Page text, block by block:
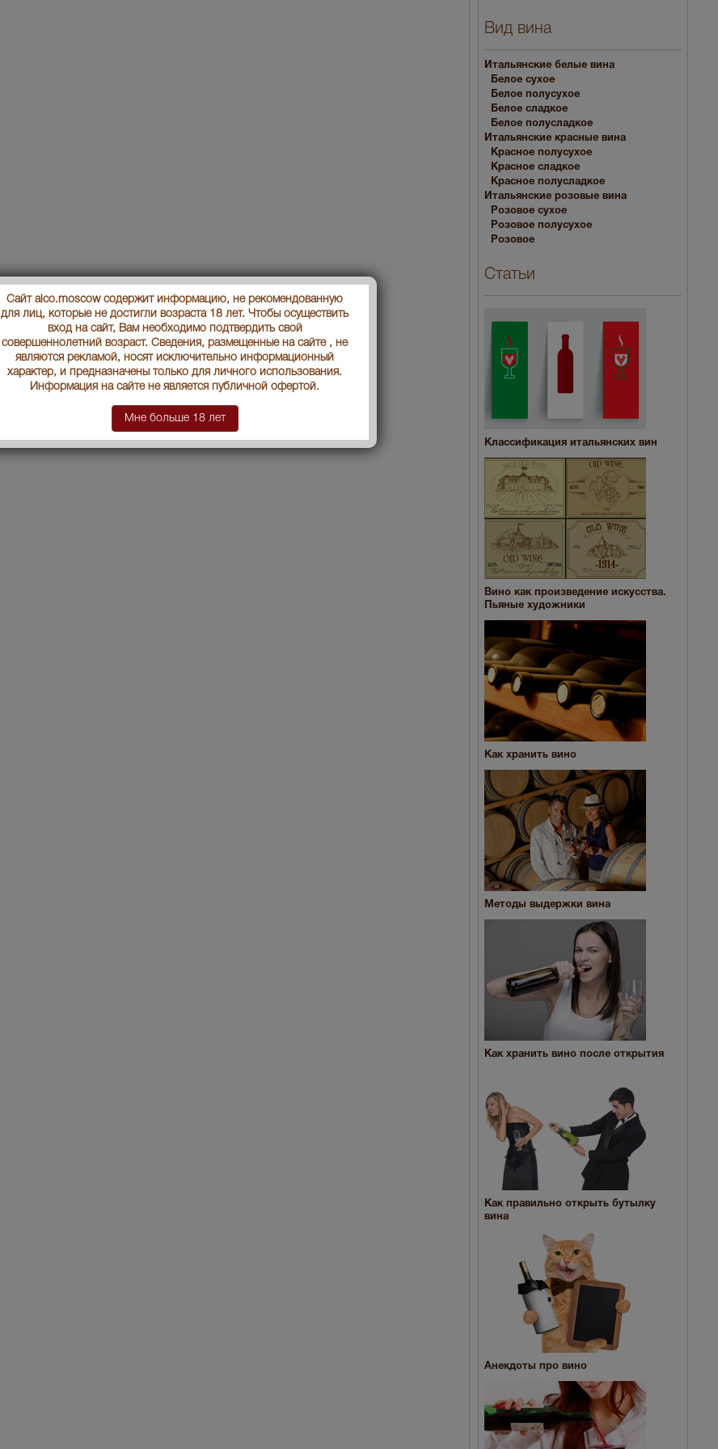
Вид вина
Итальянские белые вина
Белое сухое
Белое полусухое
Белое сладкое
Белое полусладкое
Итальянские красные вина
Красное полусухое
Красное сладкое
Красное полусладкое
Итальянские розовые вина
Розовое сухое
Розовое полусухое
Розовое
Статьи
Классификация итальянских вин
Вино как произведение искусства.
Пьяные художники
Как хранить вино
Методы выдержки вина
Как хранить вино после открытия
Как правильно открыть бутылку
вина
Анекдоты про вино
Сайт alco.moscow содержит информацию, не рекомендованную
для лиц, которые не достигли возраста 18 лет. Чтобы осуществить
вход на сайт, Вам необходимо подтвердить свой
совершеннолетний возраст. Сведения, размещенные на сайте , не
являются рекламой, носят исключительно информационный
характер, и предназначены только для личного использования.
Информация на сайте не является публичной офертой.
Мне больше 18 лет